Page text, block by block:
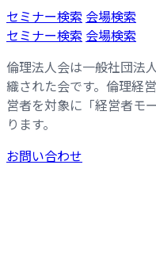
コ
ン
ン
ツ
へ
ス
キ
ッ
ナ
ビ
ー
シ
ョ
ン
に
移
セミナー検索 会場検索
セミナー検索 会場検索
倫理法人会は一般社団法
織された会です。倫理経
営者を対象に「経営者モ
ります。
お問い合わせ